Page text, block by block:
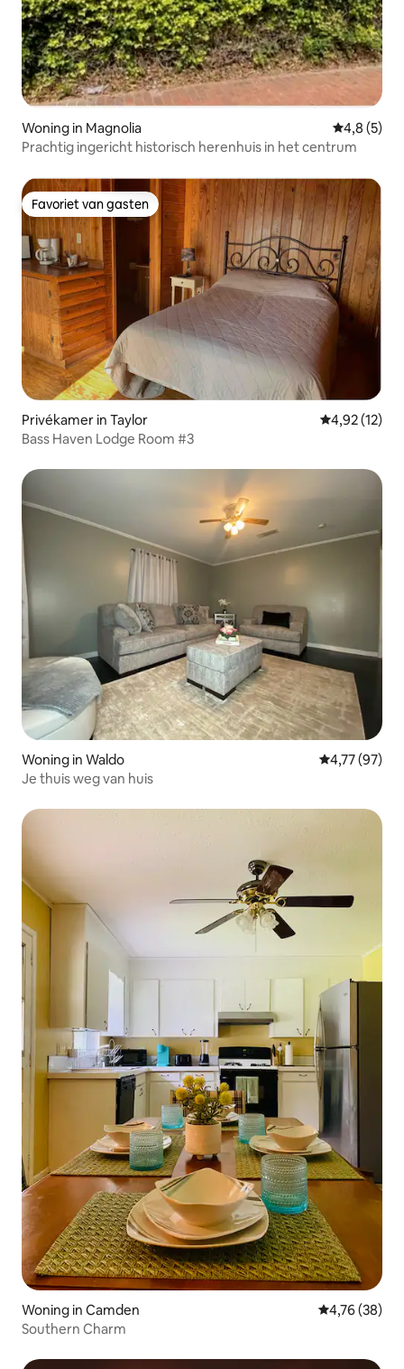
Woning in Magnolia
4,8 (5)
Prachtig ingericht historisch herenhuis in het centrum
Favoriet van gasten
Favoriet van gasten
Privékamer in Taylor Gemiddelde
4,92 (12)
Bass Haven Lodge Room #3
Woning in Waldo Gemiddelde
4,77 (97)
Je thuis weg van huis
Woning in Camden Gemiddelde
4,76 (38)
Southern Charm